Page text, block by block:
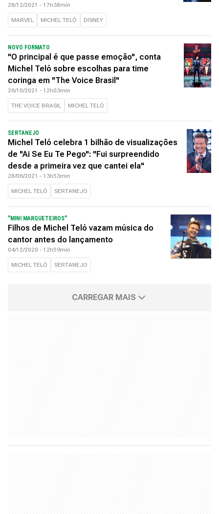
28/12/2021 - 17h38min
MARVEL MICHEL TELÓ DISNEY
NOVO FORMATO
"O principal é que passe emoção", conta
Michel Teló sobre escolhas para time
coringa em "The Voice Brasil"
26/10/2021 - 12h03min
THE VOICE BRASIL MICHEL TELÓ
SERTANEJO
Michel Teló celebra 1 bilhão de visualizações
de "Ai Se Eu Te Pego": "Fui surpreendido
desde a primeira vez que cantei ela"
28/06/2021 - 13h53min
MICHEL TELÓ SERTANEJO
"MINI MARQUETEIROS"
Filhos de Michel Teló vazam música do
cantor antes do lançamento
04/12/2020 - 12h59min
MICHEL TELÓ SERTANEJO
CARREGAR MAIS